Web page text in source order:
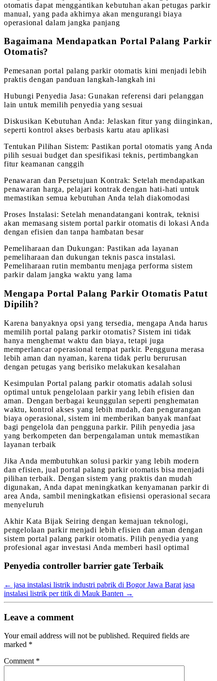
otomatis dapat menggantikan kebutuhan akan petugas parkir
manual, yang pada akhirnya akan mengurangi biaya
operasional dalam jangka panjang
Bagaimana Mendapatkan Portal Palang Parkir
Otomatis?
Pemesanan portal palang parkir otomatis kini menjadi lebih
praktis dengan panduan langkah-langkah ini
Hubungi Penyedia Jasa: Gunakan referensi dari pelanggan
lain untuk memilih penyedia yang sesuai
Diskusikan Kebutuhan Anda: Jelaskan fitur yang diinginkan,
seperti kontrol akses berbasis kartu atau aplikasi
Tentukan Pilihan Sistem: Pastikan portal otomatis yang Anda
pilih sesuai budget dan spesifikasi teknis, pertimbangkan
fitur keamanan canggih
Penawaran dan Persetujuan Kontrak: Setelah mendapatkan
penawaran harga, pelajari kontrak dengan hati-hati untuk
memastikan semua kebutuhan Anda telah diakomodasi
Proses Instalasi: Setelah menandatangani kontrak, teknisi
akan memasang sistem portal parkir otomatis di lokasi Anda
dengan efisien dan tanpa hambatan besar
Pemeliharaan dan Dukungan: Pastikan ada layanan
pemeliharaan dan dukungan teknis pasca instalasi.
Pemeliharaan rutin membantu menjaga performa sistem
parkir dalam jangka waktu yang lama
Mengapa Portal Palang Parkir Otomatis Patut
Dipilih?
Karena banyaknya opsi yang tersedia, mengapa Anda harus
memilih portal palang parkir otomatis? Sistem ini tidak
hanya menghemat waktu dan biaya, tetapi juga
memperlancar operasional tempat parkir. Pengguna merasa
lebih aman dan nyaman, karena tidak perlu berurusan
dengan petugas yang berisiko melakukan kesalahan
Kesimpulan Portal palang parkir otomatis adalah solusi
optimal untuk pengelolaan parkir yang lebih efisien dan
aman. Dengan berbagai keunggulan seperti penghematan
waktu, kontrol akses yang lebih mudah, dan pengurangan
biaya operasional, sistem ini memberikan banyak manfaat
bagi pengelola dan pengguna parkir. Pilih penyedia jasa
yang berkompeten dan berpengalaman untuk memastikan
layanan terbaik
Jika Anda membutuhkan solusi parkir yang lebih modern
dan efisien, jual portal palang parkir otomatis bisa menjadi
pilihan terbaik. Dengan sistem yang praktis dan mudah
digunakan, Anda dapat meningkatkan kenyamanan parkir di
area Anda, sambil meningkatkan efisiensi operasional secara
menyeluruh
Akhir Kata Bijak Seiring dengan kemajuan teknologi,
pengelolaan parkir menjadi lebih efisien dan aman dengan
sistem portal palang parkir otomatis. Pilih penyedia yang
profesional agar investasi Anda memberi hasil optimal
Penyedia controller barrier gate Terbaik
← jasa instalasi listrik industri pabrik di Bogor Jawa Barat jasa
instalasi listrik per titik di Mauk Banten →
Leave a comment
Your email address will not be published. Required fields are
marked *
Comment *